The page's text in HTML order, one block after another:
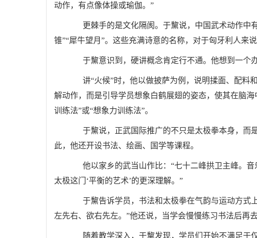
动作，有点像体操或瑜伽。”
更棘手的是文化隔阂。于黧说，中国武术动作中有
锥”“犀牛望月”。这些充满诗意的名称，对于匈牙利人来
于黧意识到，硬讲概念肯定行不通。他想到一个办
讲“火候”时，他以做披萨为例，说明揉面、配料
解动作，而是引导学员想象白鹤展翅的姿态，使其在脑
训练法”或“想象力训练法”。
于黧说，正武国际推广的不只是太极拳本身，而是
此，他还开设书法、绘画、国学等课程。
他以家乡的武当山作比：“七十二峰拱卫主峰。音
太极这门‘平衡的艺术’的更深理解。”
于黧告诉学员，书法和太极拳在气韵与运动方式
左先右、欲右先左。”他还说，当学会慢慢练习书法后再
随着教学深入，于黧发现，学员们开始不满足于仅